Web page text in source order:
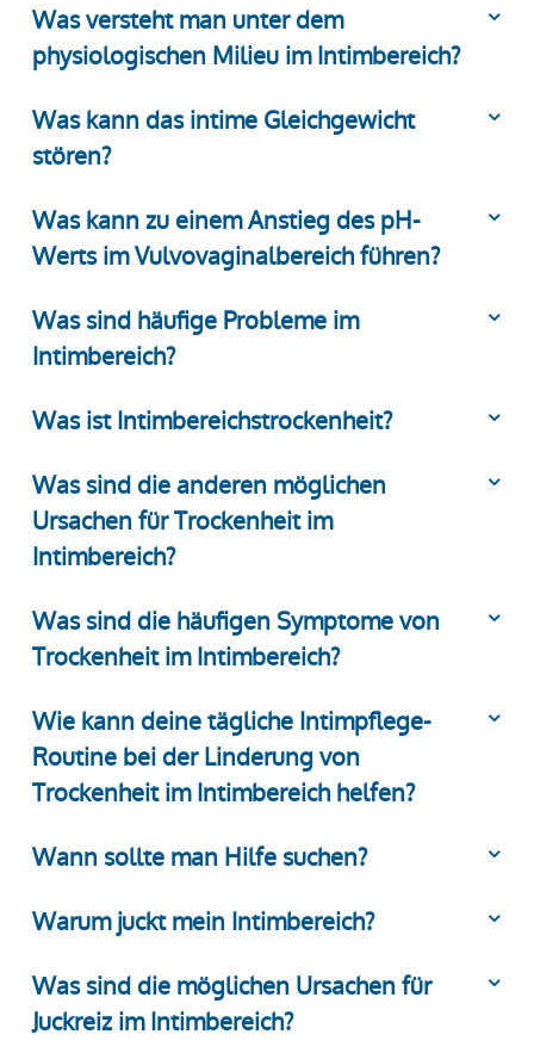
Was versteht man unter dem
physiologischen Milieu im Intimbereich?
Was kann das intime Gleichgewicht
stören?
Was kann zu einem Anstieg des pH-
Werts im Vulvovaginalbereich führen?
Was sind häufige Probleme im
Intimbereich?
Was ist Intimbereichstrockenheit?
Was sind die anderen möglichen
Ursachen für Trockenheit im
Intimbereich?
Was sind die häufigen Symptome von
Trockenheit im Intimbereich?
Wie kann deine tägliche Intimpflege-
Routine bei der Linderung von
Trockenheit im Intimbereich helfen?
Wann sollte man Hilfe suchen?
Warum juckt mein Intimbereich?
Was sind die möglichen Ursachen für
Juckreiz im Intimbereich?